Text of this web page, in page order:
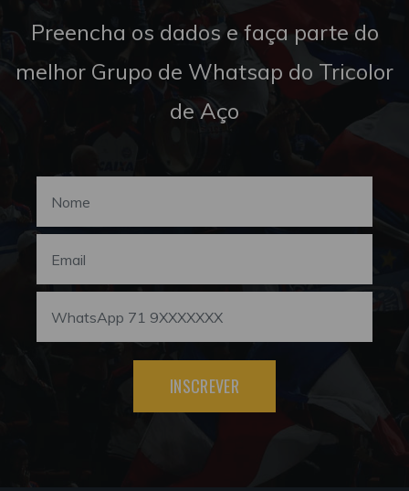
Preencha os dados e faça parte do
melhor Grupo de Whatsap do Tricolor
de Aço
INSCREVER